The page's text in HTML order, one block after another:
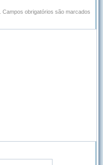
Campos obrigatórios são marcados